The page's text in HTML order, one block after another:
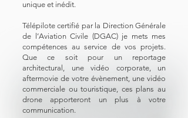
unique et inédit.
Télépilote certifié par la Direction Générale
de l’Aviation Civile (DGAC) je mets mes
compétences au service de vos projets.
Que ce soit pour un reportage
architectural, une vidéo corporate, un
aftermovie de votre évènement, une vidéo
commerciale ou touristique, ces plans au
drone apporteront un plus à votre
communication.